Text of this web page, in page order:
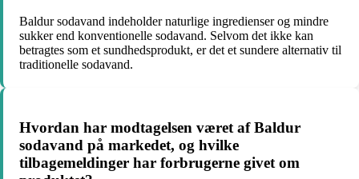
Baldur sodavand indeholder naturlige ingredienser og mindre
sukker end konventionelle sodavand. Selvom det ikke kan
betragtes som et sundhedsprodukt, er det et sundere alternativ til
traditionelle sodavand.
Hvordan har modtagelsen været af Baldur
sodavand på markedet, og hvilke
tilbagemeldinger har forbrugerne givet om